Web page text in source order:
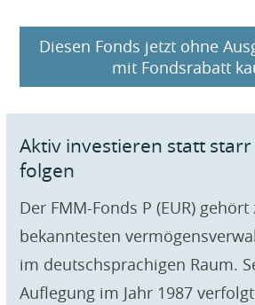
Diesen Fonds jetzt ohne
mit Fondsrabatt
Aktiv investieren statt
folgen
Der FMM-Fonds P (EUR) gehört
bekanntesten
im deutschsprachigen Raum.
Auflegung im Jahr 1987